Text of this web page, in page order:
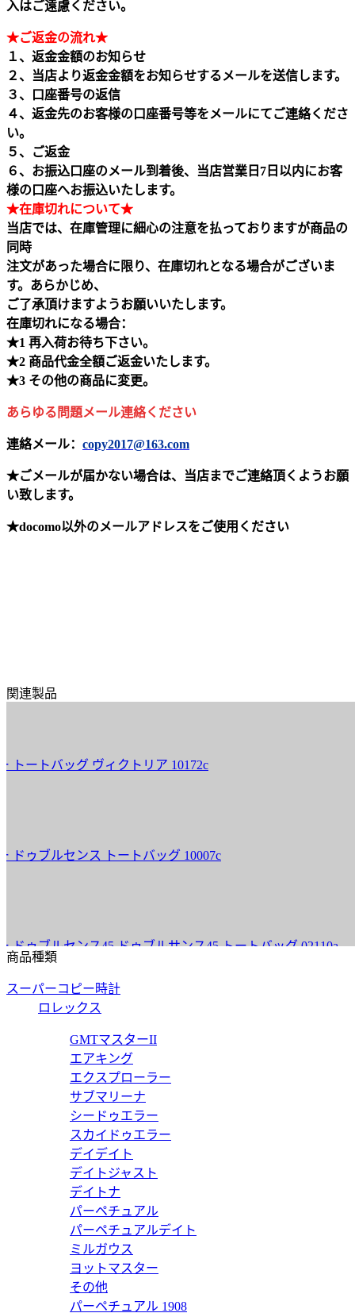
入はご遠慮ください。
★ご返金の流れ★
１、返金金額のお知らせ
２、当店より返金金額をお知らせするメールを送信します。
３、口座番号の返信
４、返金先のお客様の口座番号等をメールにてご連絡くださ
い。
５、ご返金
６、お振込口座のメール到着後、当店営業日7日以内にお客
様の口座へお振込いたします。
★在庫切れについて★
当店では、在庫管理に細心の注意を払っておりますが商品の
同時
注文があった場合に限り、在庫切れとなる場合がございま
す。あらかじめ、
ご了承頂けますようお願いいたします。
在庫切れになる場合：
★1 再入荷お待ち下さい。
★2 商品代金全額ご返金いたします。
★3 その他の商品に変更。
あらゆる問題メール連絡ください
連絡メール： copy2017@163.com
★ごメールが届かない場合は、当店までご連絡頂くようお願
い致します。
★docomo以外のメールアドレスをご使用ください
関連製品
トバッグ ヴィクトリア 10172c
ブルセンス トートバッグ 10007c
ブルセンス45 ドゥブルサンス45 トートバッグ 02110a
ブルセンス トリヨンクレマンス ウルトラヴァイオレット ブ
ブルセンス28 ヴォーシッキム ライム ゴールド
トバッグ ドゥブルセンス36 トリヨンクレマンス オレンジ×
コタンロックタッチPM ブルーパラダイス トリヨンクレ
商品種類
スーパーコピー時計
ロレックス
GMTマスターII
エアキング
エクスプローラー
サブマリーナ
シードゥエラー
スカイドゥエラー
デイデイト
デイトジャスト
デイトナ
パーペチュアル
パーペチュアルデイト
ミルガウス
ヨットマスター
その他
パーペチュアル 1908